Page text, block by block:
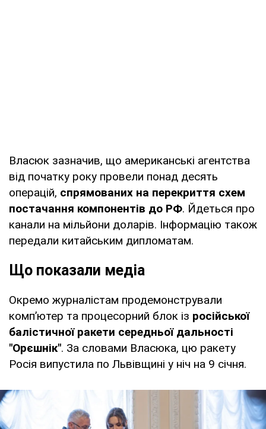
Власюк зазначив, що американські агентства
від початку року провели понад десять
операцій, спрямованих на перекриття схем
постачання компонентів до РФ. Йдеться про
канали на мільйони доларів. Інформацію також
передали китайським дипломатам.
Що показали медіа
Окремо журналістам продемонстрували
комп’ютер та процесорний блок із російської
балістичної ракети середньої дальності
"Орєшнік". За словами Власюка, цю ракету
Росія випустила по Львівщині у ніч на 9 січня.